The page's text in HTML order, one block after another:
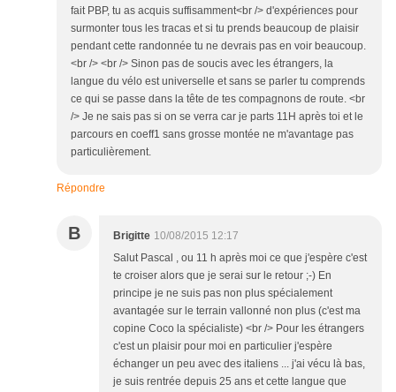
fait PBP, tu as acquis suffisamment<br /> d'expériences pour
surmonter tous les tracas et si tu prends beaucoup de plaisir
pendant cette randonnée tu ne devrais pas en voir beaucoup.
<br /> <br /> Sinon pas de soucis avec les étrangers, la
langue du vélo est universelle et sans se parler tu comprends
ce qui se passe dans la tête de tes compagnons de route. <br
/> Je ne sais pas si on se verra car je parts 11H après toi et le
parcours en coeff1 sans grosse montée ne m'avantage pas
particulièrement.
Répondre
B Brigitte 10/08/2015 12:17
Salut Pascal , ou 11 h après moi ce que j'espère c'est
te croiser alors que je serai sur le retour ;-) En
principe je ne suis pas non plus spécialement
avantagée sur le terrain vallonné non plus (c'est ma
copine Coco la spécialiste) <br /> Pour les étrangers
c'est un plaisir pour moi en particulier j'espère
échanger un peu avec des italiens ... j'ai vécu là bas,
je suis rentrée depuis 25 ans et cette langue que